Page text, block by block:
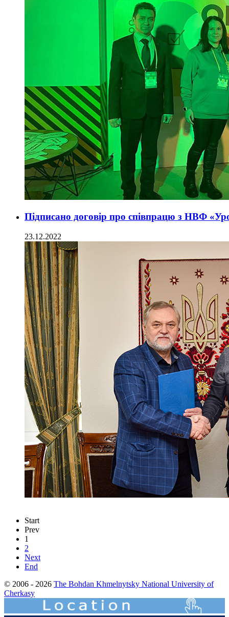
Підписано договір про співпрацю з НВФ
23.12.2022
Start
Prev
1
2
Next
End
© 2006 - 2026 The Bohdan Khmelnytsky National University of
Cherkasy